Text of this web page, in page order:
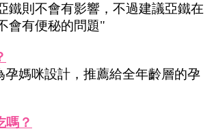
鐵則不會有影響，不過建議亞鐵在
會有便秘的問題"
孕媽咪設計，推薦給全年齡層的孕
嗎？